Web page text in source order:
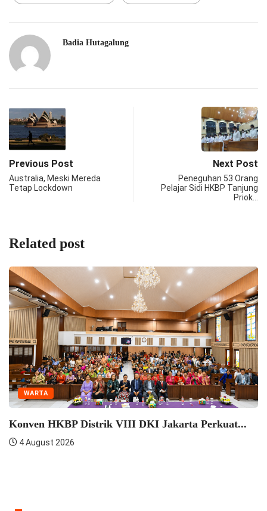
Badia Hutagalung
Previous Post
Australia, Meski Mereda
Tetap Lockdown
Next Post
Peneguhan 53 Orang
Pelajar Sidi HKBP Tanjung
Priok…
Related post
WARTA
Konven HKBP Distrik VIII DKI Jakarta Perkuat...
4 August 2026